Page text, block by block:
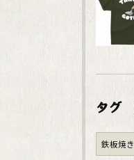
タグ
鉄板焼き